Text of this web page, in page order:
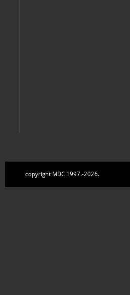
copyright MDC 1997.-2026.